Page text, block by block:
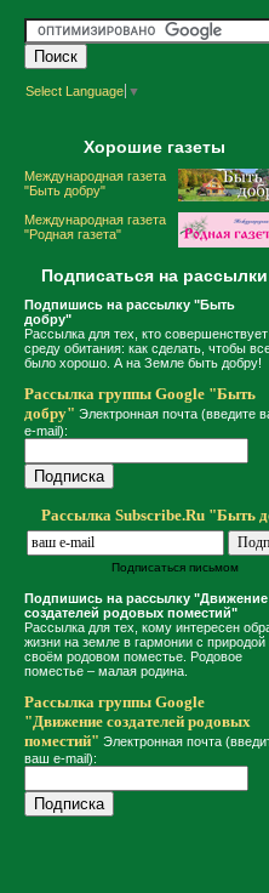
Select Language ▼
Хорошие газеты
Международная газета
"Быть добру"
Международная газета
"Родная газета"
Подписаться на рассылки
Подпишись на рассылку "Быть
добру"
Рассылка для тех, кто совершенствует
среду обитания: как сделать, чтобы
было хорошо. А на Земле быть добру!
Рассылка группы Google "Быть
добру" Электронная почта (введите
e-mail):
Рассылка Subscribe.Ru "Быть
Подписаться письмом
Подпишись на рассылку "Движение
создателей родовых поместий"
Рассылка для тех, кому интересен
жизни на земле в гармонии с природой
своём родовом поместье. Родовое
поместье – малая родина.
Рассылка группы Google
"Движение создателей родовых
поместий" Электронная почта
ваш e-mail):